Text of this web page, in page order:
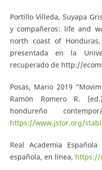
Portillo Villeda, Suyapa
y compañeros: life and
north coast of
presentada en la
recuperado de http://
Posas, Mario 2019
Ramón Romero R.
hondureño
https://www.jstor.org/
Real Academia
española, en línea, https://